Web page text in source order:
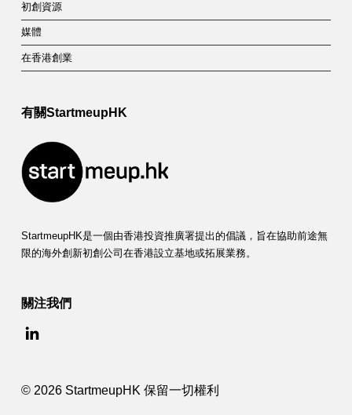
初創資源
媒體
在香港創業
有關StartmeupHK
StartmeupHK是一個由香港投資推廣署提出的倡議，旨在協助前途無
限的海外創新初創公司在香港設立基地或拓展業務。
關注我們
© 2026 StartmeupHK 保留一切權利